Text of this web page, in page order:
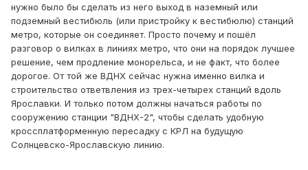
нужно было бы сделать из него выход в наземный или
подземный вестибюль (или пристройку к вестибюлю) станций
метро, которые он соединяет. Просто почему и пошёл
разговор о вилках в линиях метро, что они на порядок лучшее
решение, чем продление монорельса, и не факт, что более
дорогое. От той же ВДНХ сейчас нужна именно вилка и
строительство ответвления из трех-четырех станций вдоль
Ярославки. И только потом должны начаться работы по
сооружению станции "ВДНХ-2", чтобы сделать удобную
кроссплатформенную пересадку с КРЛ на будущую
Солнцевско-Ярославскую линию.